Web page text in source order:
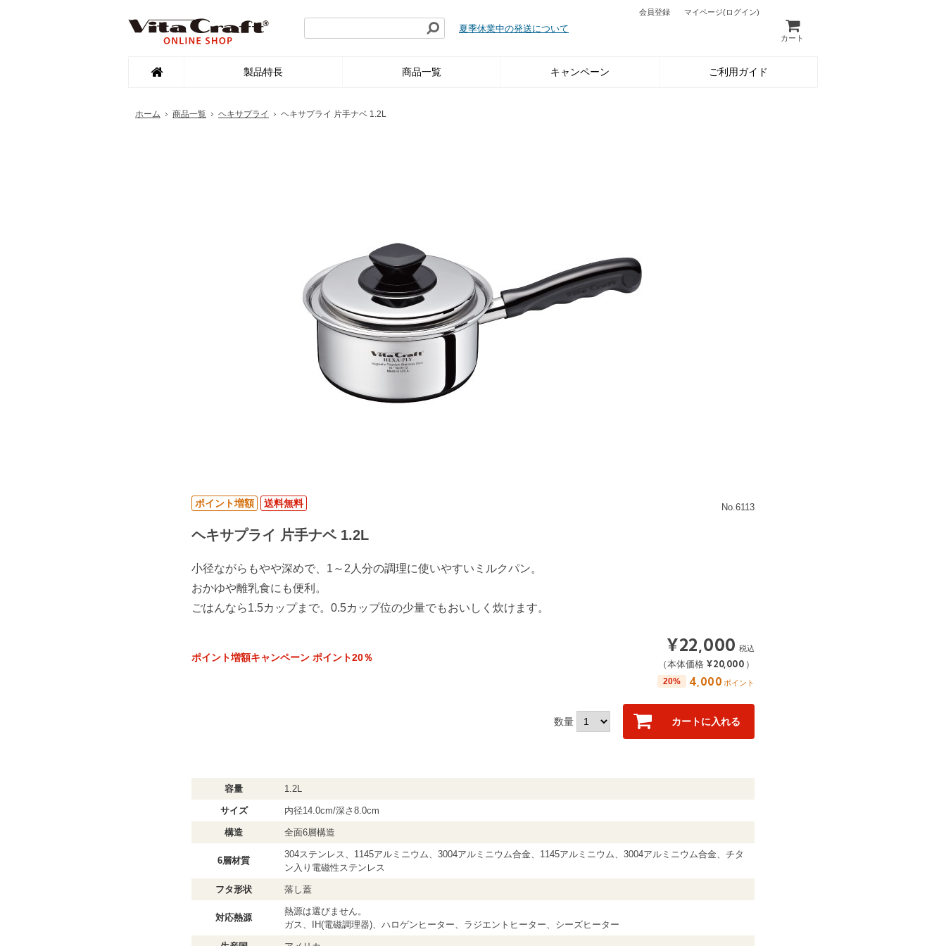
夏季休業中の発送について
会員登録 マイページ(ログイン)
カート
製品特長 商品一覧 キャンペーン ご利用ガイド
ホーム 商品一覧 ヘキサプライ ヘキサプライ 片手ナベ 1.2L
ポイント増額 送料無料 No.6113
ヘキサプライ 片手ナベ 1.2L
小径ながらもやや深めで、1～2人分の調理に使いやすいミルクパン。
おかゆや離乳食にも便利。
ごはんなら1.5カップまで。0.5カップ位の少量でもおいしく炊けます。
ポイント増額キャンペーン ポイント20％
¥22,000 税込
（本体価格¥20,000 ）
20% 4,000 ポイント
数量 カートに入れる
容量 1.2L
サイズ 内径14.0cm/深さ8.0cm
構造 全面6層構造
6層材質
304ステンレス、1145アルミニウム、3004アルミニウム合金、1145アルミニウム、3004アルミニウム合金、チタ
ン入り電磁性ステンレス
フタ形状 落し蓋
対応熱源
熱源は選びません。
ガス、IH(電磁調理器)、ハロゲンヒーター、ラジエントヒーター、シーズヒーター